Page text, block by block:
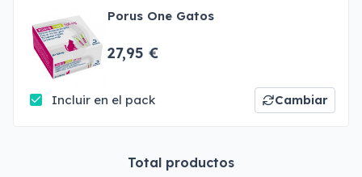
Porus One Gatos
27,95 €
Incluir en el pack Cambiar
Total productos